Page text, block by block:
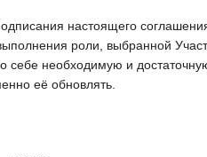
настоящего
роли, выбранной
о себе необходимую и
её обновлять.